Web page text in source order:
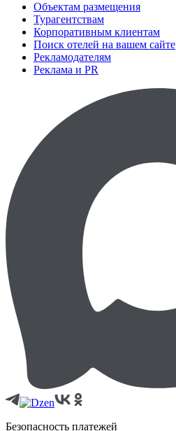
Объектам размещения
Турагентствам
Корпоративным клиентам
Поиск отелей на вашем сайте
Рекламодателям
Реклама и PR
Безопасность платежей